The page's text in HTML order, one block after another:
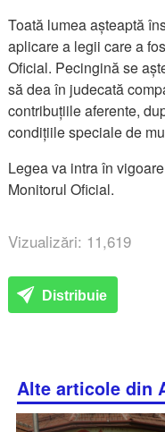
Toată lumea așteaptă
aplicare a legii care a
Oficial. Pecingină se
să dea în judecată
contribuțiile aferente,
condițiile speciale de
Legea va intra în
Monitorul Oficial.
Vizualizări: 11,619
Distribuie
Alte articole din